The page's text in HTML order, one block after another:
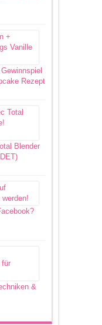
Rezept
Blender
&